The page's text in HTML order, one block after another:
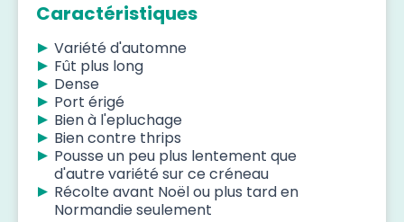
Caractéristiques
Variété d'automne
Fût plus long
Dense
Port érigé
Bien à l'epluchage
Bien contre thrips
Pousse un peu plus lentement que
d'autre variété sur ce créneau
Récolte avant Noël ou plus tard en
Normandie seulement